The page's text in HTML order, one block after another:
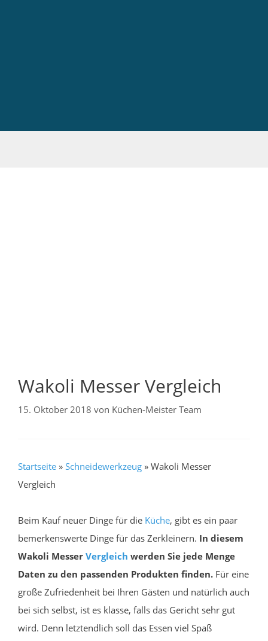
Wakoli Messer Vergleich
15. Oktober 2018 von Küchen-Meister Team
Startseite » Schneidewerkzeug » Wakoli Messer
Vergleich
Beim Kauf neuer Dinge für die Küche, gibt es ein paar
bemerkenswerte Dinge für das Zerkleinern. In diesem
Wakoli Messer Vergleich werden Sie jede Menge
Daten zu den passenden Produkten finden. Für eine
große Zufriedenheit bei Ihren Gästen und natürlich auch
bei sich selbst, ist es klasse, falls das Gericht sehr gut
wird. Denn letztendlich soll das Essen viel Spaß